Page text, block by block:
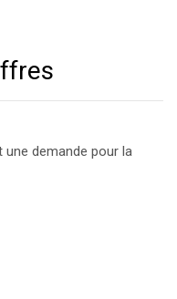
demande pour la